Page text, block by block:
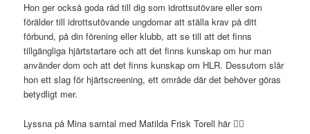
Hon ger också goda råd till dig som idrottsutövare eller som
förälder till idrottsutövande ungdomar att ställa krav på ditt
förbund, på din förening eller klubb, att se till att det finns
tillgängliga hjärtstartare och att det finns kunskap om hur man
använder dom och att det finns kunskap om HLR. Dessutom slår
hon ett slag för hjärtscreening, ett område där det behöver göras
betydligt mer.
Lyssna på Mina samtal med Matilda Frisk Torell här 👇🏻